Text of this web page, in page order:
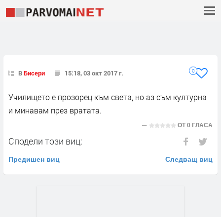
ВБисери 15:18, 03 окт 2017 г. 0
Училището е прозорец към света, но аз съм културна
и минавам през вратата.
ОТ0 ГЛАСА
Сподели този виц:
Предишен виц Следващ виц